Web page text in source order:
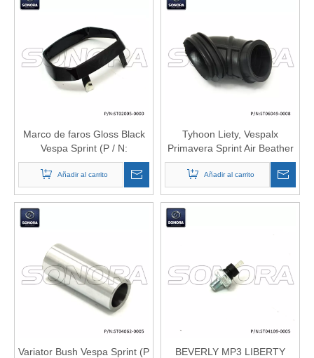
Marco de faros Gloss Black
Vespa Sprint (P / N:
ST02005-0000) Calidad
superior
Añadir al carrito
Tyhoon Liety, Vespalx
Primavera Sprint Air Beather
Tube 487592 (P / N:
ST06049-0008) Alta calidad
Añadir al carrito
Variator Bush Vespa Sprint (P
BEVERLY MP3 LIBERTY